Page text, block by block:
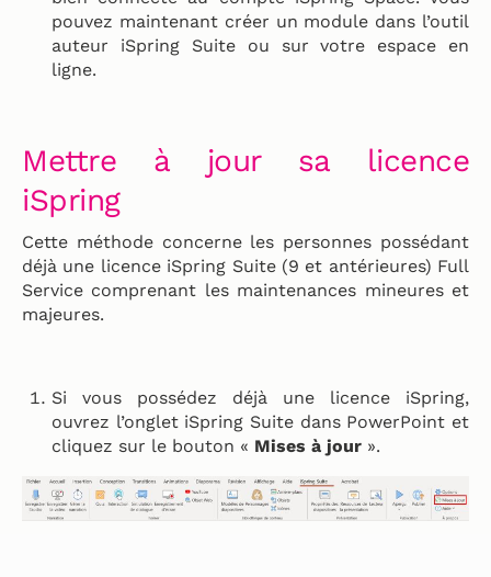
pouvez maintenant créer un module dans l’outil
auteur iSpring Suite ou sur votre espace en
ligne.
Mettre à jour sa licence
iSpring
Cette méthode concerne les personnes possédant
déjà une licence iSpring Suite (9 et antérieures) Full
Service comprenant les maintenances mineures et
majeures.
Si vous possédez déjà une licence iSpring,
ouvrez l’onglet iSpring Suite dans PowerPoint et
cliquez sur le bouton « Mises à jour ».